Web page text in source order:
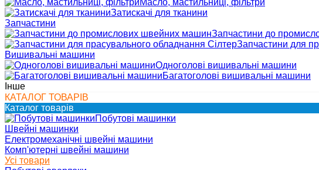
Масло, мастильниці, фільтри
Затискачі для тканини
Запчастини
Запчастини до
Запчастини для
Вишивальні машини
Одноголові вишивальні машини
Багатоголові вишивальні машини
Інше
КАТАЛОГ ТОВАРІВ
Каталог товарів
Побутові машинки
Швейні машинки
Електромеханічні швейні машини
Комп'ютерні швейні машини
Усі товари